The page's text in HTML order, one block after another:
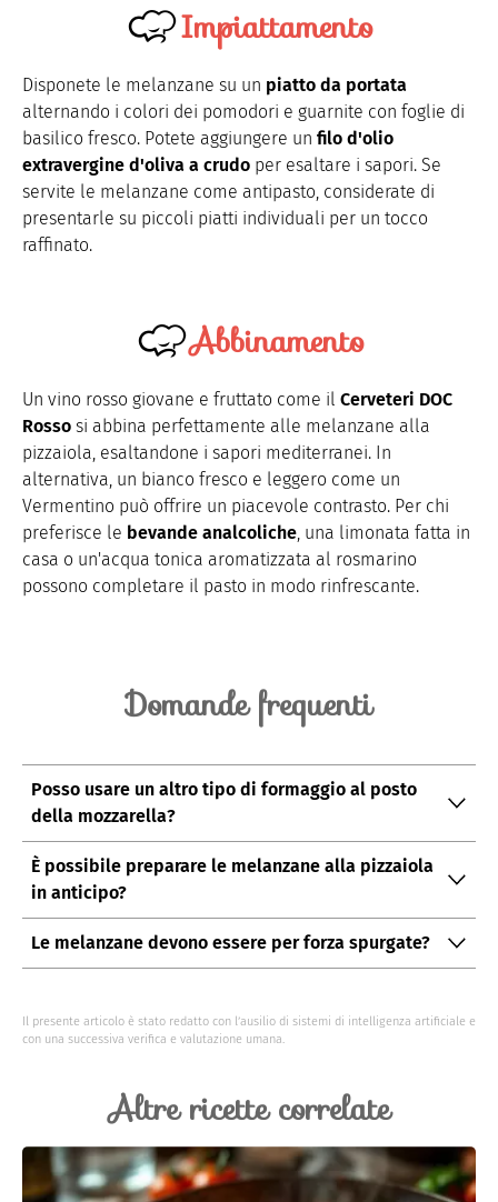
Impiattamento
Disponete le melanzane su un piatto da portata
alternando i colori dei pomodori e guarnite con foglie di
basilico fresco. Potete aggiungere un filo d'olio
extravergine d'oliva a crudo per esaltare i sapori. Se
servite le melanzane come antipasto, considerate di
presentarle su piccoli piatti individuali per un tocco
raffinato.
Abbinamento
Un vino rosso giovane e fruttato come il Cerveteri DOC
Rosso si abbina perfettamente alle melanzane alla
pizzaiola, esaltandone i sapori mediterranei. In
alternativa, un bianco fresco e leggero come un
Vermentino può offrire un piacevole contrasto. Per chi
preferisce le bevande analcoliche, una limonata fatta in
casa o un'acqua tonica aromatizzata al rosmarino
possono completare il pasto in modo rinfrescante.
Domande frequenti
Posso usare un altro tipo di formaggio al posto
della mozzarella?
Sì, potete sostituire la mozzarella con scamorza,
provola o un formaggio a pasta filata di vostro
gradimento.
È possibile preparare le melanzane alla pizzaiola
in anticipo?
Certamente, potete preparare le melanzane fino al
punto di cottura iniziale e completare la ricetta poco
Le melanzane devono essere per forza spurgate?
molto fresche e dolci, potete saltare questo passaggio.
Il presente articolo è stato redatto con l’ausilio di sistemi di intelligenza artificiale e
con una successiva verifica e valutazione umana.
Altre ricette correlate